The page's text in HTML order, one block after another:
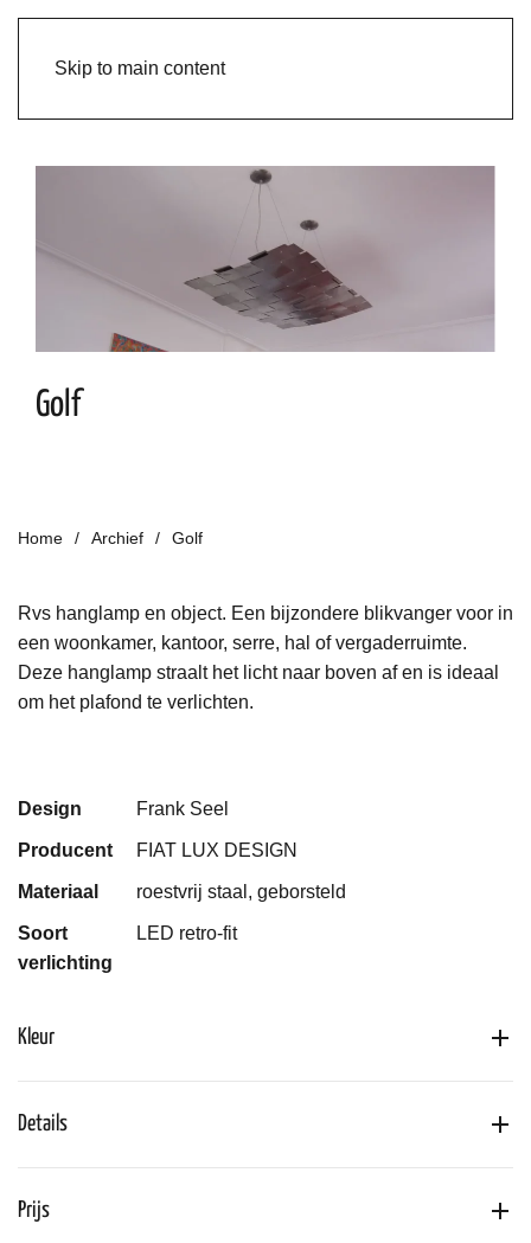
Skip to main content
Golf
Home Archief Golf
Rvs hanglamp en object. Een bijzondere blikvanger voor in
een woonkamer, kantoor, serre, hal of vergaderruimte.
Deze hanglamp straalt het licht naar boven af en is ideaal
om het plafond te verlichten.
Design Frank Seel
Producent FIAT LUX DESIGN
Materiaal roestvrij staal, geborsteld
Soort
verlichting
LED retro-fit
Kleur
Details
Prijs